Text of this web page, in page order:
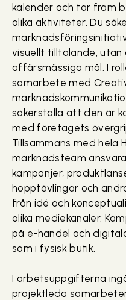
kalender och tar fram
olika aktiviteter. Du
visuellt tilltalande, utan
affärsmässiga mål. I
samarbete med
säkerställa att den är
med företagets
Tillsammans med hela
marknadsteam
kampanjer,
hopptävlingar och
från idé och
olika mediekanaler.
på e-handel och
som i fysisk butik.
I arbetsuppgifterna
projektleda